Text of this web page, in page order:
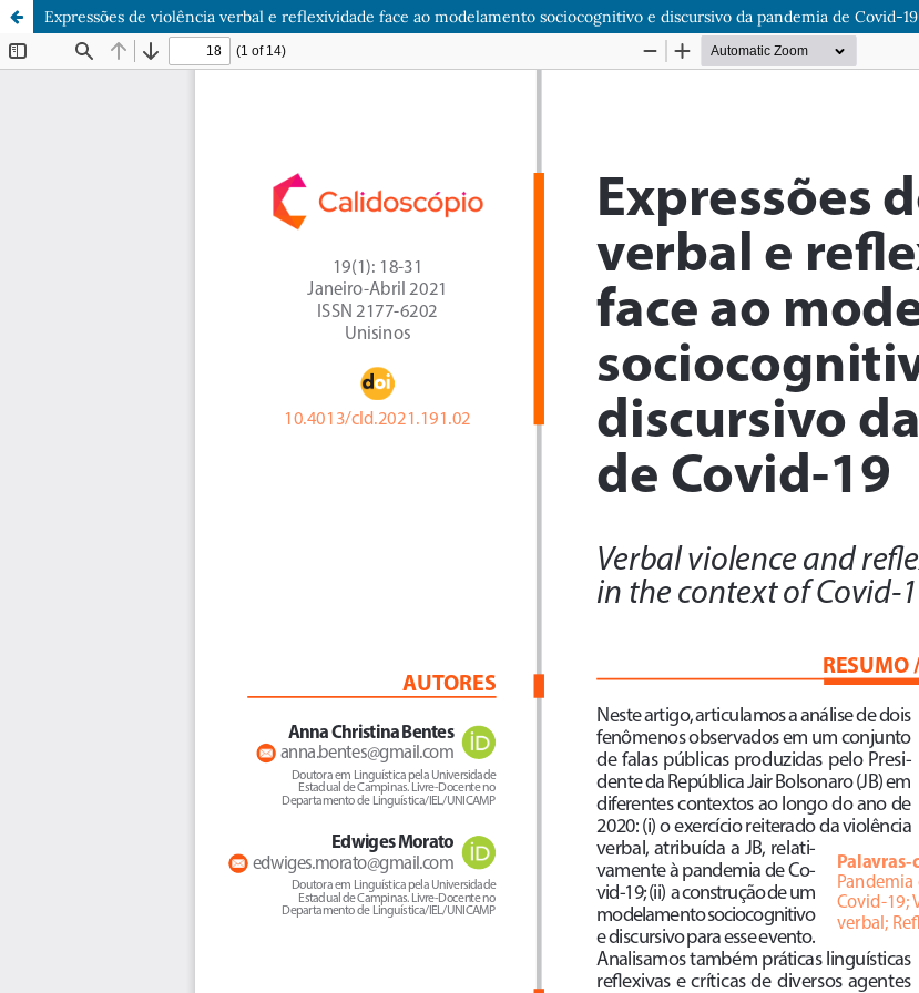
Expressões de violência verbal e reflexividade face ao modelamento sociocognitivo e discursivo da pandemia de Covid-19